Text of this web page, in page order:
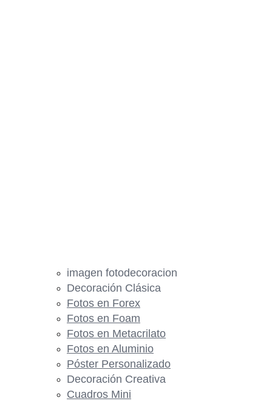
imagen fotodecoracion
Decoración Clásica
Fotos en Forex
Fotos en Foam
Fotos en Metacrilato
Fotos en Aluminio
Póster Personalizado
Decoración Creativa
Cuadros Mini